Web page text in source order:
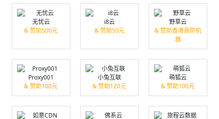
无忧云
& 赞助500元
i8云
& 赞助50元
野草云
& 赞助香港高防机
器
Proxy001
& 赞助100元
小兔互联
& 赞助120元
萌狐云
& 赞助100元